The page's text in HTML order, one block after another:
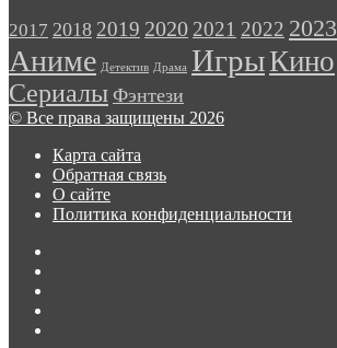
всех
сторон
в
трейлере
второго
сезона
сериала
«Лэндмен»
2017 2018 2019 2020 2021 2022 2023
Аниме Детектив Драма ИгрыКино
Сериалы Фэнтези
© Все права защищены 2026
Карта сайта
Обратная связь
О сайте
Политика конфиденциальности